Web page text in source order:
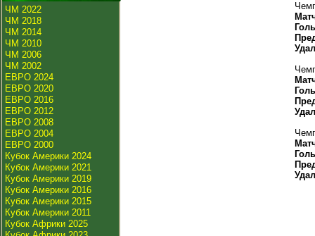
ЧМ 2022
ЧМ 2018
ЧМ 2014
ЧМ 2010
ЧМ 2006
ЧМ 2002
ЕВРО 2024
ЕВРО 2020
ЕВРО 2016
ЕВРО 2012
ЕВРО 2008
ЕВРО 2004
ЕВРО 2000
Кубок Америки 2024
Кубок Америки 2021
Кубок Америки 2019
Кубок Америки 2016
Кубок Америки 2015
Кубок Америки 2011
Кубок Африки 2025